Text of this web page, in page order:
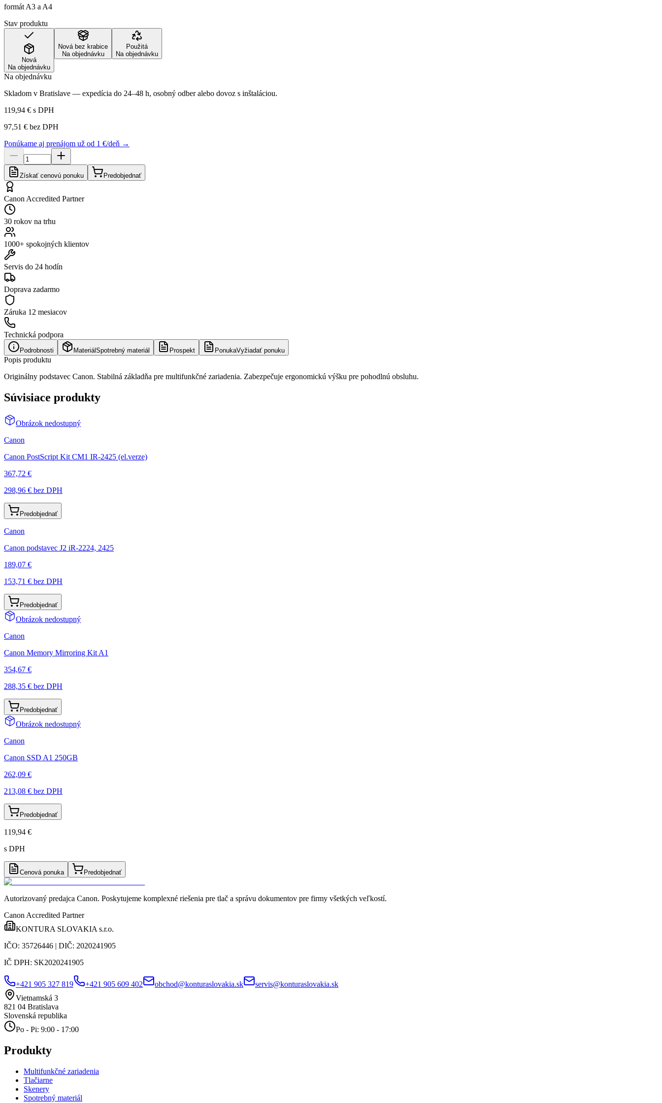
formát A3 a A4
Stav produktu
Nová
Na objednávku
Nová bez krabice
Na objednávku
Použitá
Na objednávku
Na objednávku
Skladom v Bratislave — expedícia do 24–48 h, osobný odber alebo dovoz s inštaláciou.
119,94 € s DPH
97,51 € bez DPH
Ponúkame aj prenájom už od 1 €/deň →
Získať cenovú ponuku Predobjednať
Canon Accredited Partner
30 rokov na trhu
1000+ spokojných klientov
Servis do 24 hodín
Doprava zadarmo
Záruka 12 mesiacov
Technická podpora
Podrobnosti Materiál Spotrebný materiál Prospekt PonukaVyžiadať ponuku
Popis produktu
Originálny podstavec Canon. Stabilná základňa pre multifunkčné zariadenia. Zabezpečuje ergonomickú výšku pre pohodlnú obsluhu.
Súvisiace produkty
Obrázok nedostupný
Canon
Canon PostScript Kit CM1 IR-2425 (el.verze)
367,72 €
298,96 € bez DPH
Predobjednať
Canon
Canon podstavec J2 iR-2224, 2425
189,07 €
153,71 € bez DPH
Predobjednať
Obrázok nedostupný
Canon
Canon Memory Mirroring Kit A1
354,67 €
288,35 € bez DPH
Predobjednať
Obrázok nedostupný
Canon
Canon SSD A1 250GB
262,09 €
213,08 € bez DPH
Predobjednať
119,94 €
s DPH
Cenová ponuka Predobjednať
Autorizovaný predajca Canon. Poskytujeme komplexné riešenia pre tlač a správu dokumentov pre firmy všetkých veľkostí.
Canon Accredited Partner
KONTURA SLOVAKIA s.r.o.
IČO: 35726446 | DIČ: 2020241905
IČ DPH: SK2020241905
+421 905 327 819 +421 905 609 402 obchod@konturaslovakia.sk
servis@konturaslovakia.sk
Vietnamská 3
821 04 Bratislava
Slovenská republika
Po - Pi: 9:00 - 17:00
Produkty
Multifunkčné zariadenia
Tlačiarne
Skenery
Spotrebný materiál